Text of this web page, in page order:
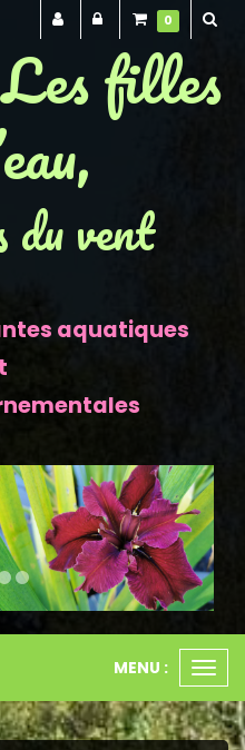
filles
vent
aquatiques
Next
le
MENU :
0